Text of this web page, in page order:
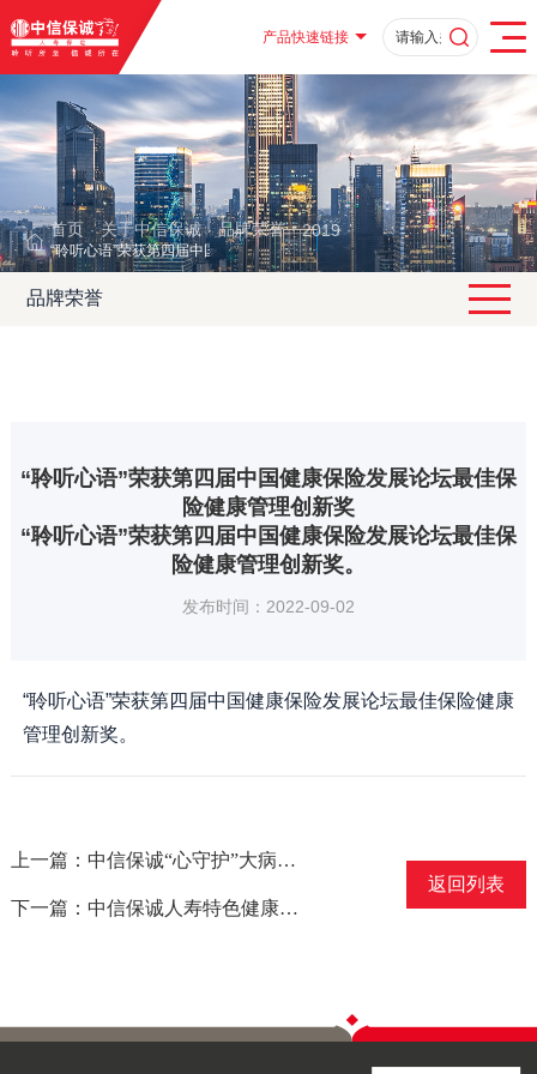
产品快速链接
首页 · 关于中信保诚 · 品牌荣誉 · 2019 ·
“聆听心语”荣获第四届中国健康保险发展论坛最佳保险健康管理创新奖
品牌荣誉
“聆听心语”荣获第四届中国健康保险发展论坛最佳保
险健康管理创新奖
“聆听心语”荣获第四届中国健康保险发展论坛最佳保
险健康管理创新奖。
发布时间：2022-09-02
“聆听心语”荣获第四届中国健康保险发展论坛最佳保险健康
管理创新奖。
上一篇：中信保诚“心守护”大病心理健康管理服务荣获“优秀健康管理奖”
下一篇：中信保诚人寿特色健康管理服务“聆听心语”荣膺年度服务创新大奖
返回列表